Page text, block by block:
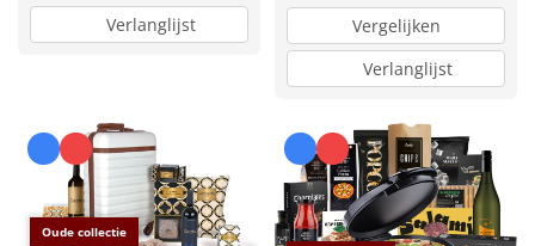
Verlanglijst
Vergelijken
Verlanglijst
Oude collectie